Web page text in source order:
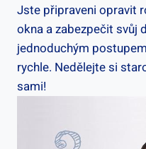
Jste ⁤připraveni ‍opravit
‍okna a zabezpečit svůj
jednoduchým
rychle. ‌Nedělejte si
sami!